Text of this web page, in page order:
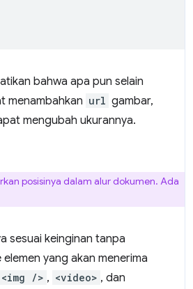
bahwa apa pun selain
menambahkan url gambar,
mengubah ukurannya.
posisinya dalam alur dokumen. Ada
sesuai keinginan tanpa
elemen yang akan menerima
<img /> , <video> , dan